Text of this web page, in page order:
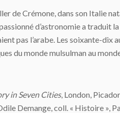
de Crémone, dans son Italie
d’astronomie a traduit
pas l’arabe. Les soixante-dix
du monde mulsulman au
in Seven Cities, London,
Demange, coll. « Histoire »,